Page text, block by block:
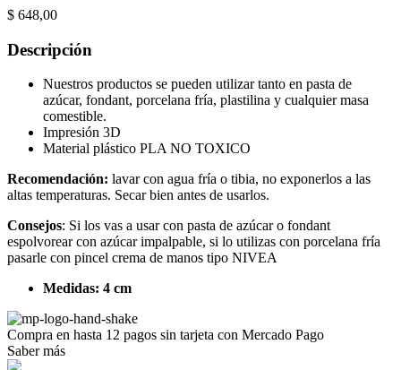
$ 648,00
Descripción
Nuestros productos se pueden utilizar tanto en pasta de
azúcar, fondant, porcelana fría, plastilina y cualquier masa
comestible.
Impresión 3D
Material plástico PLA NO TOXICO
Recomendación: lavar con agua fría o tibia, no exponerlos a las
altas temperaturas. Secar bien antes de usarlos.
Consejos: Si los vas a usar con pasta de azúcar o fondant
espolvorear con azúcar impalpable, si lo utilizas con porcelana fría
pasarle con pincel crema de manos tipo NIVEA
Medidas: 4 cm
Compra en hasta 12 pagos sin tarjeta con Mercado Pago
Saber más